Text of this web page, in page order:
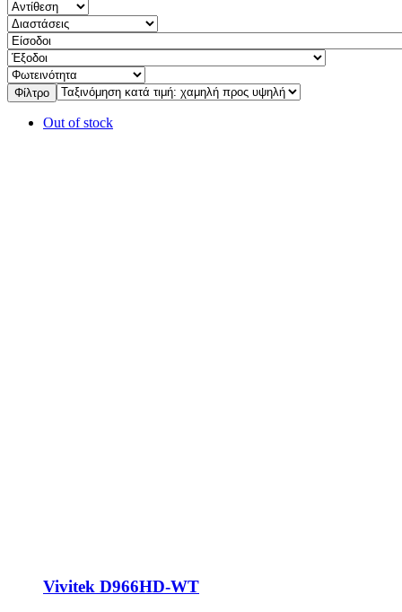
Φίλτρο
Out of stock
Vivitek D966HD-WT